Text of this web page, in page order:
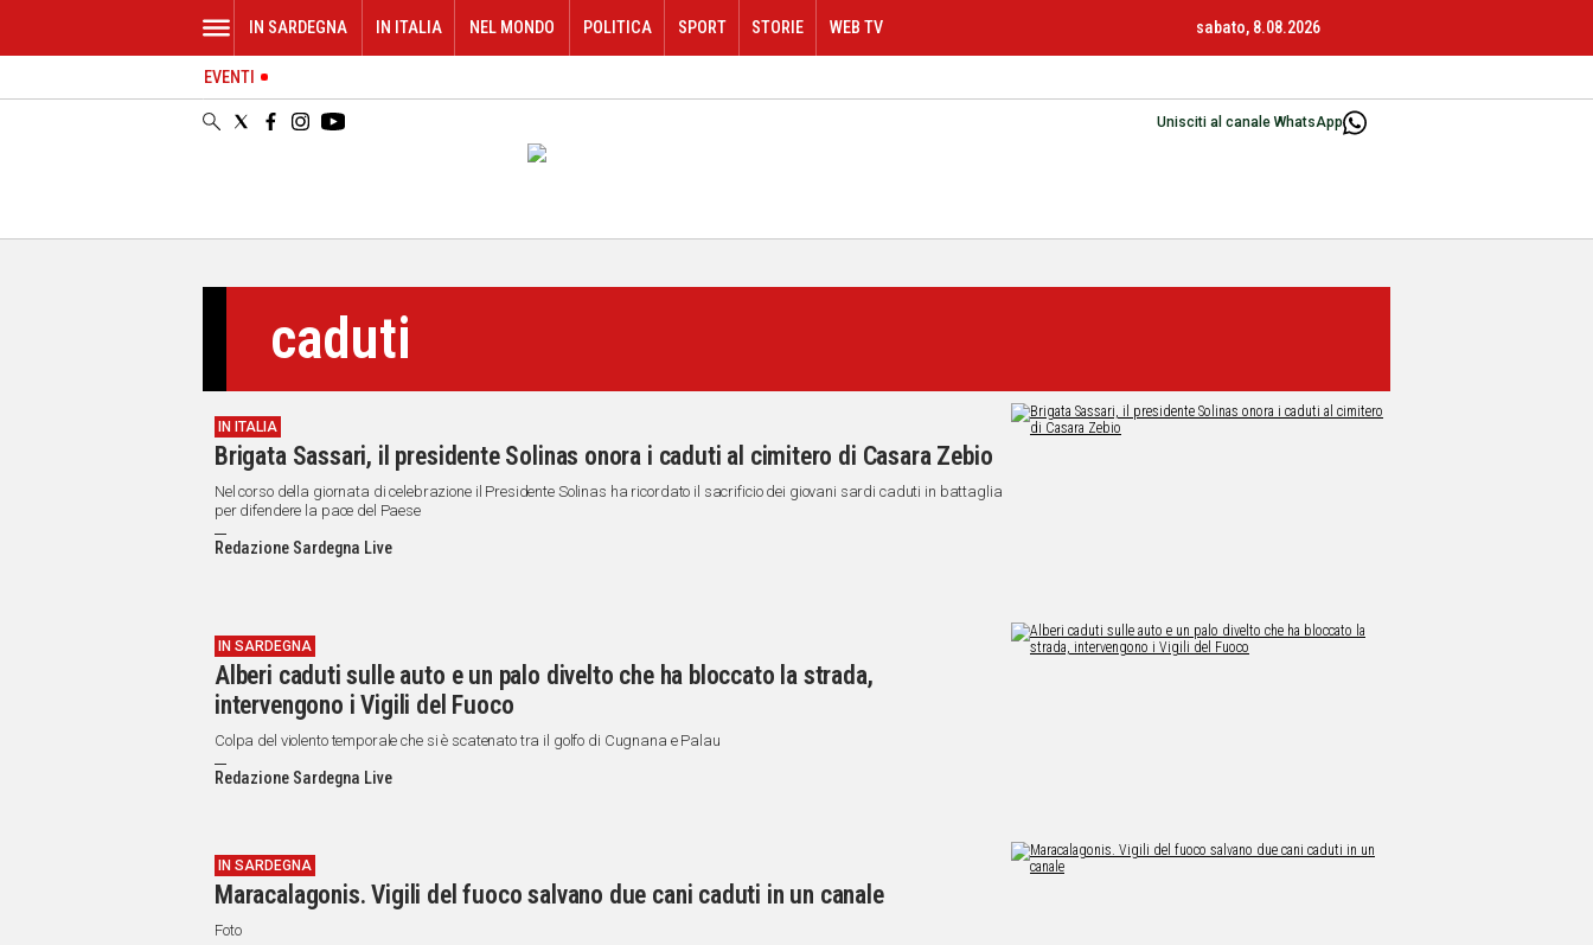
ORISTANO
Unisciti al canale WhatsApp
IN SARDEGNA IN ITALIA NEL MONDO POLITICA SPORT STORIE WEB TV sabato, 8.08.2026
EVENTI
caduti
IN ITALIA
Brigata Sassari, il presidente Solinas onora i caduti al cimitero di Casara Zebio
Nel corso della giornata di celebrazione il Presidente Solinas ha ricordato il sacrificio dei giovani sardi caduti in battaglia
per difendere la pace del Paese
Redazione Sardegna Live
IN SARDEGNA
Alberi caduti sulle auto e un palo divelto che ha bloccato la strada,
intervengono i Vigili del Fuoco
Colpa del violento temporale che si è scatenato tra il golfo di Cugnana e Palau
Redazione Sardegna Live
IN SARDEGNA
Maracalagonis. Vigili del fuoco salvano due cani caduti in un canale
Foto